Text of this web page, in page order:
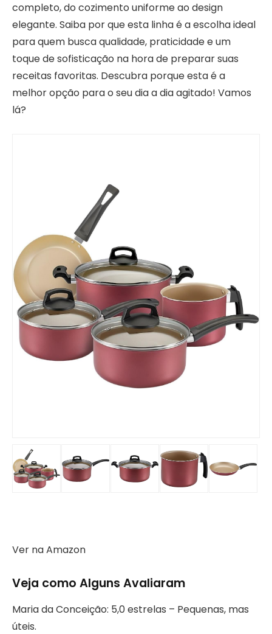
completo, do cozimento uniforme ao design
elegante. Saiba por que esta linha é a escolha ideal
para quem busca qualidade, praticidade e um
toque de sofisticação na hora de preparar suas
receitas favoritas. Descubra porque esta é a
melhor opção para o seu dia a dia agitado! Vamos
lá?
Ver na Amazon
Veja como Alguns Avaliaram
Maria da Conceição: 5,0 estrelas – Pequenas, mas
úteis.